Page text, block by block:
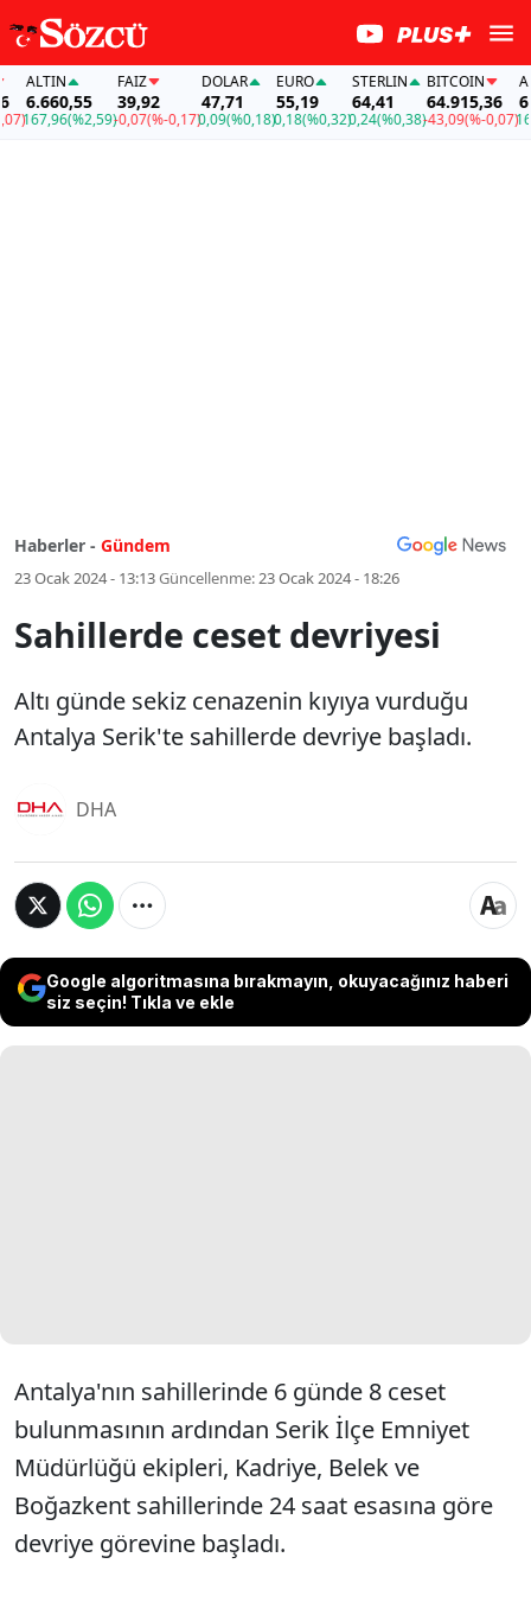
(%2,59)
39,92
-0,07(%-0,17)
DOLAR
47,71
0,09(%0,18)
EURO
55,19
0,18(%0,32)
STERLIN
64,41
0,24(%0,38)
BITCOIN
64.915,36
-43,09(%-0,07)
ALTIN
167,96
Haberler - Gündem
23 Ocak 2024 - 13:13Güncellenme:23 Ocak 2024 - 18:26
Sahillerde ceset devriyesi
Altı günde sekiz cenazenin kıyıya vurduğu
Antalya Serik'te sahillerde devriye başladı.
DHA
Google algoritmasına bırakmayın, okuyacağınız haberi
siz seçin! Tıkla ve ekle
Antalya'nın sahillerinde 6 günde 8 ceset
bulunmasının ardından Serik İlçe Emniyet
Müdürlüğü ekipleri, Kadriye, Belek ve
Boğazkent sahillerinde 24 saat esasına göre
devriye görevine başladı.